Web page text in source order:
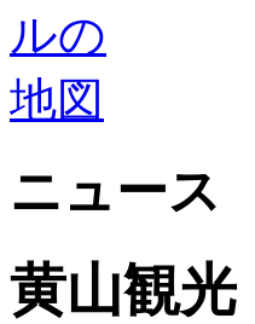
ニュース
黄山観光